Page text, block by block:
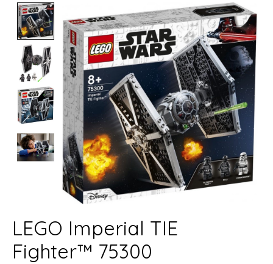
Product image slideshow Items
LEGO Imperial TIE
Fighter™ 75300